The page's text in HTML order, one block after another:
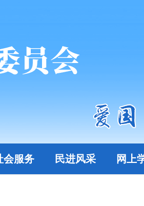
会服务 民进风采 网上